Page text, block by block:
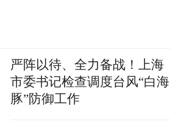
严阵以待、全力备战！上海
市委书记检查调度台风“白海
豚”防御工作